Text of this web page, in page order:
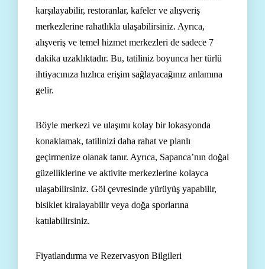
karşılayabilir, restoranlar, kafeler ve alışveriş
merkezlerine rahatlıkla ulaşabilirsiniz. Ayrıca,
alışveriş ve temel hizmet merkezleri de sadece 7
dakika uzaklıktadır. Bu, tatiliniz boyunca her türlü
ihtiyacınıza hızlıca erişim sağlayacağınız anlamına
gelir.
Böyle merkezi ve ulaşımı kolay bir lokasyonda
konaklamak, tatilinizi daha rahat ve planlı
geçirmenize olanak tanır. Ayrıca, Sapanca’nın doğal
güzelliklerine ve aktivite merkezlerine kolayca
ulaşabilirsiniz. Göl çevresinde yürüyüş yapabilir,
bisiklet kiralayabilir veya doğa sporlarına
katılabilirsiniz.
Fiyatlandırma ve Rezervasyon Bilgileri